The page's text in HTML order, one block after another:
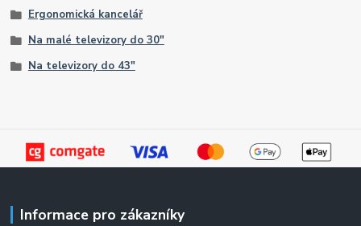
Ergonomická kancelář
Na malé televizory do 30"
Na televizory do 43"
Informace pro zákazníky